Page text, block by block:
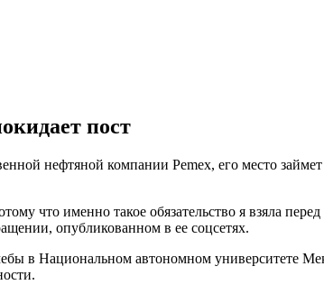
пост
нефтяной компании Pemex, его место
что именно такое обязательство я взяла
опубликованном в ее соцсетях.
в Национальном автономном университете